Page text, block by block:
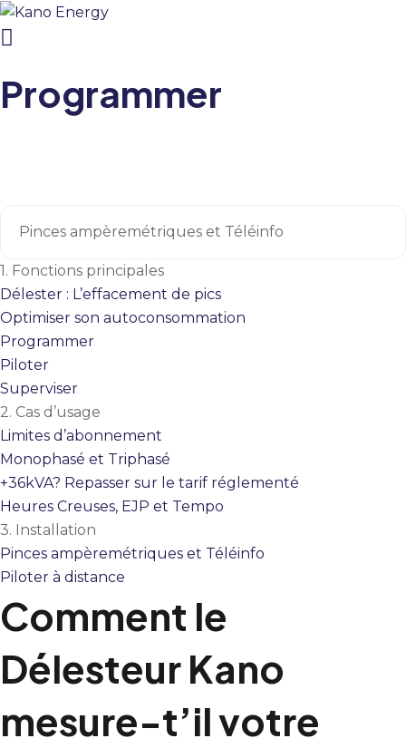
Programmer
1. Fonctions principales
Délester : L’effacement de pics
Optimiser son autoconsommation
Programmer
Piloter
Superviser
2. Cas d’usage
Limites d’abonnement
Monophasé et Triphasé
+36kVA? Repasser sur le tarif réglementé
Heures Creuses, EJP et Tempo
3. Installation
Pinces ampèremétriques et Téléinfo
Piloter à distance
Comment le
Délesteur Kano
mesure-t’il votre